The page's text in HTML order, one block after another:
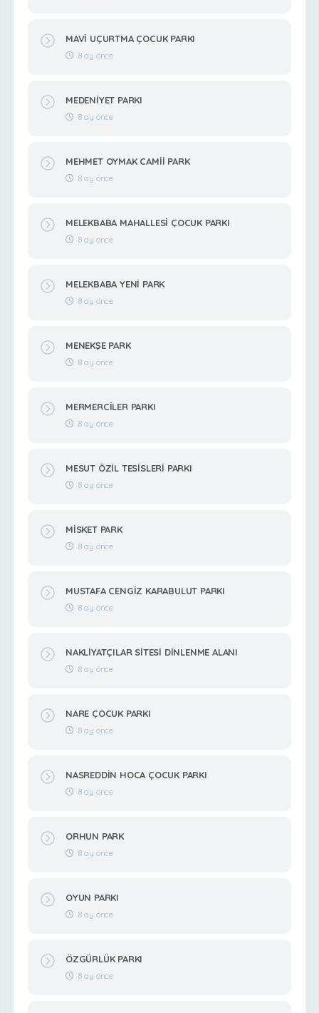
MAVİ UÇURTMA ÇOCUK PARKI
8 ay önce
MEDENİYET PARKI
8 ay önce
MEHMET OYMAK CAMİİ PARK
8 ay önce
MELEKBABA MAHALLESİ ÇOCUK PARKI
8 ay önce
MELEKBABA YENİ PARK
8 ay önce
MENEKŞE PARK
8 ay önce
MERMERCİLER PARKI
8 ay önce
MESUT ÖZİL TESİSLERİ PARKI
8 ay önce
MİSKET PARK
8 ay önce
MUSTAFA CENGİZ KARABULUT PARKI
8 ay önce
NAKLİYATÇILAR SİTESİ DİNLENME ALANI
8 ay önce
NARE ÇOCUK PARKI
8 ay önce
NASREDDİN HOCA ÇOCUK PARKI
8 ay önce
ORHUN PARK
8 ay önce
OYUN PARKI
8 ay önce
ÖZGÜRLÜK PARKI
8 ay önce